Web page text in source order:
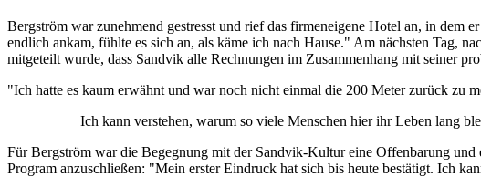
Bergström war zunehmend gestresst und rief das firmeneigene Hotel an, in
endlich ankam, fühlte es sich an, als käme ich nach Hause." Am nächsten Tag,
mitgeteilt wurde, dass Sandvik alle Rechnungen im Zusammenhang mit seiner
"Ich hatte es kaum erwähnt und war noch nicht einmal die 200 Meter zurück zu
Ich kann verstehen, warum so viele Menschen hier ihr Leben lang
Für Bergström war die Begegnung mit der Sandvik-Kultur eine Offenbarung
Program anzuschließen: "Mein erster Eindruck hat sich bis heute bestätigt. Ich